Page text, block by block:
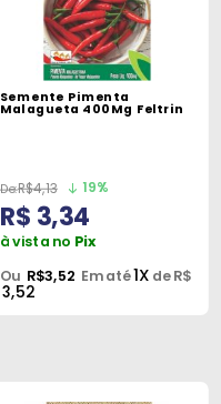
Semente Pimenta
Malagueta 400Mg Feltrin
R$4,13 19%
R$ 3,34
à vista no Pix
Ou R$3,52 Em até1X de R$
3,52